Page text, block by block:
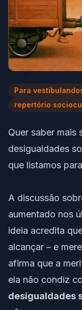
Para
repertório
Quer saber mais
desigualdades
que listamos
A discussão
aumentado nos
ideia acredita
alcançar – e
afirma que a
ela não condiz
desigualdades